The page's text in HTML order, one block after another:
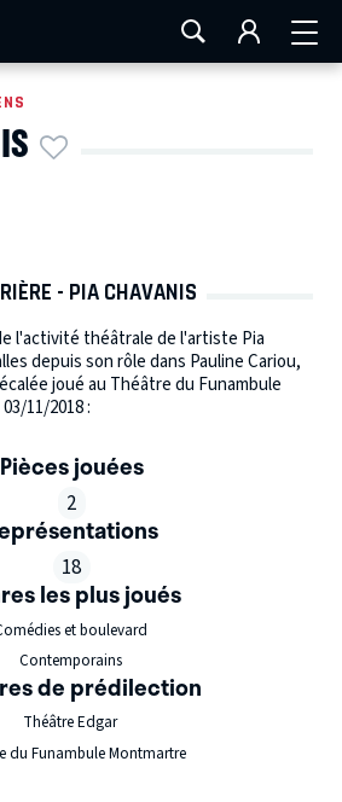
LA ROCHELLE
- PIA CHAVANIS
l'activité théâtrale de l'artiste Pia
depuis son rôle dans Pauline Cariou,
joué au Théâtre du Funambule
11/2018 :
Pièces jouées
2
18
les plus joués
et boulevard
Contemporains
de prédilection
Théâtre Edgar
du Funambule Montmartre